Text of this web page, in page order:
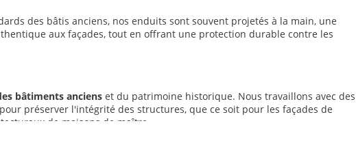
des bâtis anciens, nos enduits sont souvent projetés à la main, une
aux façades, tout en offrant une protection durable contre les
bâtiments anciens et du patrimoine historique. Nous travaillons avec des
préserver l'intégrité des structures, que ce soit pour les façades de
de maisons de maître.